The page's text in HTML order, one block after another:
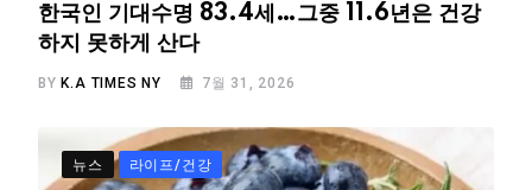
한국인 기대수명 83.4세…그중 11.6년은 건강
하지 못하게 산다
BY K.A TIMES NY 7월 31, 2026
뉴스 라이프/건강